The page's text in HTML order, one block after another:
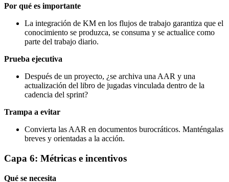
Por qué es importante
La integración de KM en los flujos de trabajo garantiza que el
conocimiento se produzca, se consuma y se actualice como
parte del trabajo diario.
Prueba ejecutiva
Después de un proyecto, ¿se archiva una AAR y una
actualización del libro de jugadas vinculada dentro de la
cadencia del sprint?
Trampa a evitar
Convierta las AAR en documentos burocráticos. Manténgalas
breves y orientadas a la acción.
Capa 6: Métricas e incentivos
Qué se necesita